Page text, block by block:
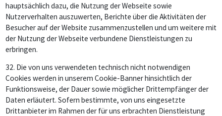
hauptsächlich dazu, die Nutzung der Webseite sowie
Nutzerverhalten auszuwerten, Berichte über die Aktivitäten der
Besucher auf der Website zusammenzustellen und um weitere mit
der Nutzung der Webseite verbundene Dienstleistungen zu
erbringen.
32. Die von uns verwendeten technisch nicht notwendigen
Cookies werden in unserem Cookie-Banner hinsichtlich der
Funktionsweise, der Dauer sowie möglicher Drittempfänger der
Daten erläutert. Sofern bestimmte, von uns eingesetzte
Drittanbieter im Rahmen der für uns erbrachten Dienstleistung